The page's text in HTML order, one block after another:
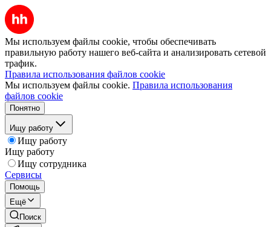
Мы используем файлы cookie, чтобы обеспечивать
правильную работу нашего веб-сайта и анализировать сетевой
трафик.
Правила использования файлов cookie
Мы используем файлы cookie. Правила использования
файлов cookie
Понятно
Ищу работу
Ищу работу
Ищу работу
Ищу сотрудника
Сервисы
Помощь
Ещё
Поиск